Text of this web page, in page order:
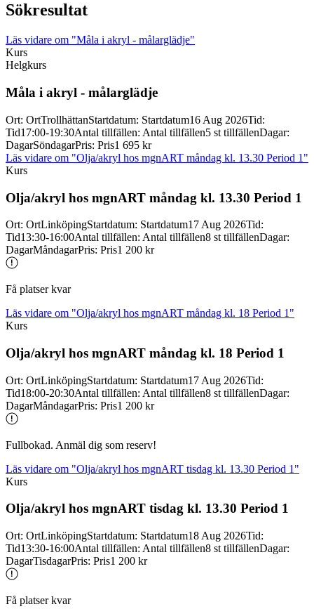
Sökresultat
Läs vidare om "Måla i akryl - målarglädje"
Kurs
Helgkurs
Måla i akryl - målarglädje
Ort: OrtTrollhättanStartdatum: Startdatum16 Aug 2026Tid:
Tid17:00-19:30Antal tillfällen: Antal tillfällen5 st tillfällenDagar:
DagarSöndagarPris: Pris1 695 kr
Läs vidare om "Olja/akryl hos mgnART måndag kl. 13.30 Period 1"
Kurs
Olja/akryl hos mgnART måndag kl. 13.30 Period 1
Ort: OrtLinköpingStartdatum: Startdatum17 Aug 2026Tid:
Tid13:30-16:00Antal tillfällen: Antal tillfällen8 st tillfällenDagar:
DagarMåndagarPris: Pris1 200 kr
Få platser kvar
Läs vidare om "Olja/akryl hos mgnART måndag kl. 18 Period 1"
Kurs
Olja/akryl hos mgnART måndag kl. 18 Period 1
Ort: OrtLinköpingStartdatum: Startdatum17 Aug 2026Tid:
Tid18:00-20:30Antal tillfällen: Antal tillfällen8 st tillfällenDagar:
DagarMåndagarPris: Pris1 200 kr
Fullbokad. Anmäl dig som reserv!
Läs vidare om "Olja/akryl hos mgnART tisdag kl. 13.30 Period 1"
Kurs
Olja/akryl hos mgnART tisdag kl. 13.30 Period 1
Ort: OrtLinköpingStartdatum: Startdatum18 Aug 2026Tid:
Tid13:30-16:00Antal tillfällen: Antal tillfällen8 st tillfällenDagar:
DagarTisdagarPris: Pris1 200 kr
Få platser kvar